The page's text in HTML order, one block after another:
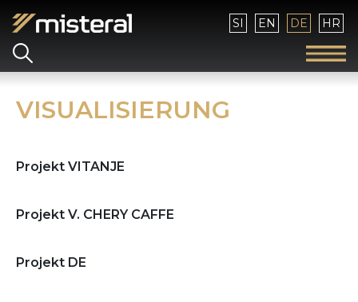
Sprache auswählen
SI EN DE HR
VISUALISIERUNG
Projekt VITANJE
Projekt V. CHERY CAFFE
Projekt DE